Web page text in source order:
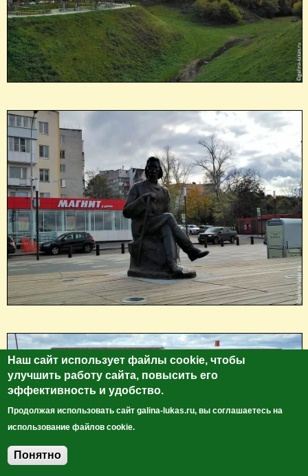
Наш сайт использует файлы cookie, чтобы
улучшить работу сайта, повысить его
эффективность и удобство.
Продолжая использовать сайт galina-lukas.ru, вы соглашаетесь на
использование файлов cookie.
Понятно